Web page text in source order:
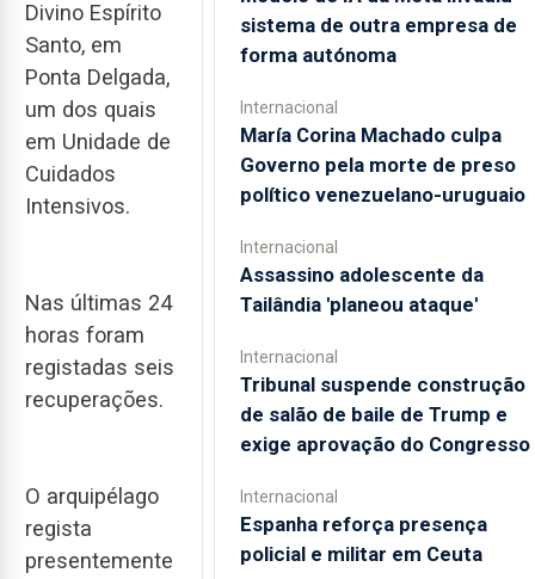
Divino Espírito
Santo, em
Ponta Delgada,
um dos quais
em Unidade de
Cuidados
Intensivos.
Nas últimas 24
horas foram
registadas seis
recuperações.
O arquipélago
regista
presentemente
sistema de outra empresa de
forma autónoma
Internacional
María Corina Machado culpa
Governo pela morte de preso
político venezuelano-uruguaio
Internacional
Assassino adolescente da
Tailândia 'planeou ataque'
Internacional
Tribunal suspende construção
de salão de baile de Trump e
exige aprovação do Congresso
Internacional
Espanha reforça presença
policial e militar em Ceuta